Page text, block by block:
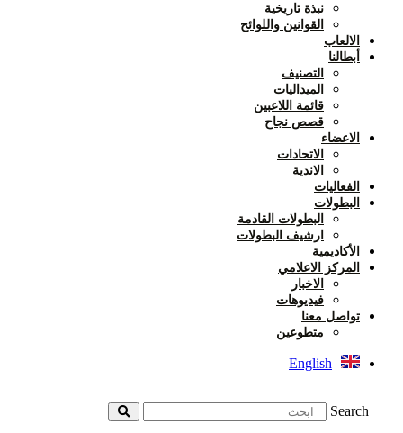
نبذة تاريخية
القوانين واللوائح
الالعاب
أبطالنا
التصنيف
الميداليات
قائمة اللاعبين
قصص نجاح
الاعضاء
الاتحادات
الاندية
الفعاليات
البطولات
البطولات القادمة
ارشيف البطولات
الأكاديمية
المركز الاعلامي
الاخبار
فيديوهات
تواصل معنا
متطوعين
English
Search